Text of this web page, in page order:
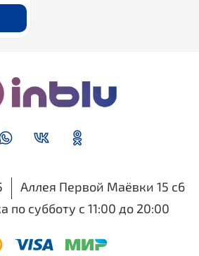
Аллея Первой Маёвки 15 с6
по субботу с 11:00 до 20:00